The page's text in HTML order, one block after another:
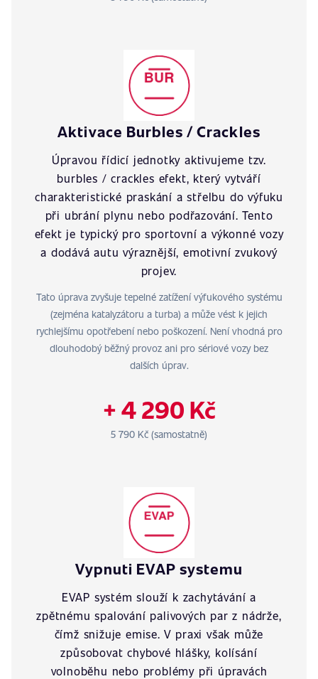
Aktivace Burbles / Crackles
Úpravou řídicí jednotky aktivujeme tzv.
burbles / crackles efekt, který vytváří
charakteristické praskání a střelbu do výfuku
při ubrání plynu nebo podřazování. Tento
efekt je typický pro sportovní a výkonné vozy
a dodává autu výraznější, emotivní zvukový
projev.
Tato úprava zvyšuje tepelné zatížení výfukového systému
(zejména katalyzátoru a turba) a může vést k jejich
rychlejšímu opotřebení nebo poškození. Není vhodná pro
dlouhodobý běžný provoz ani pro sériové vozy bez
dalších úprav.
+ 4 290 Kč
5 790 Kč (samostatně)
Vypnuti EVAP systemu
EVAP systém slouží k zachytávání a
zpětnému spalování palivových par z nádrže,
čímž snižuje emise. V praxi však může
způsobovat chybové hlášky, kolísání
volnoběhu nebo problémy při úpravách